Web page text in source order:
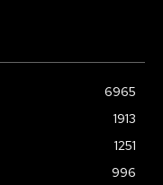
6965
1913
1251
996